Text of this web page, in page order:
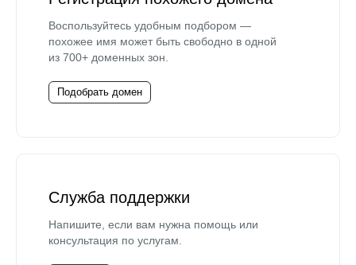
Воспользуйтесь удобным подбором —
похожее имя может быть свободно в одной
из 700+ доменных зон.
Подобрать домен
Служба поддержки
Напишите, если вам нужна помощь или
консультация по услугам.